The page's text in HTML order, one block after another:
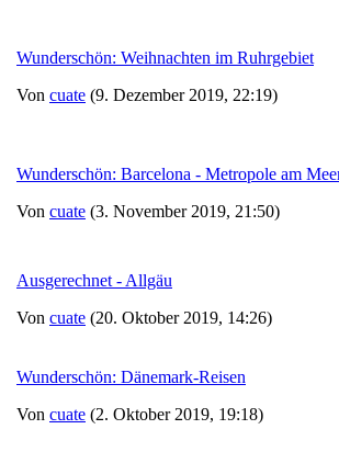
Wunderschön: Weihnachten im Ruhrgebiet
Von cuate (9. Dezember 2019, 22:19)
Wunderschön: Barcelona - Metropole am
Von cuate (3. November 2019, 21:50)
Ausgerechnet - Allgäu
Von cuate (20. Oktober 2019, 14:26)
Wunderschön: Dänemark-Reisen
Von cuate (2. Oktober 2019, 19:18)